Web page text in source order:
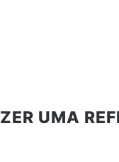
UMA